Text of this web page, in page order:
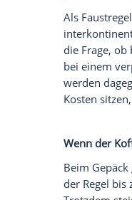
für den
auf dem
klingen
lassen
Praxis